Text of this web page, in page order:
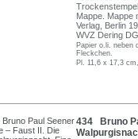
Mappe. Mappe
Verlag, Berlin
WVZ Dering
Papier o.li. neben
Fleckchen.
Pl. 11,6 x 17,3
434 Bruno